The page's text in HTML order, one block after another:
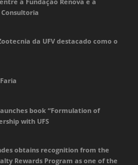
da UFV destacado como o
book “Formulation of
with UFS
obtains recognition from the
Rewards Program as one of the